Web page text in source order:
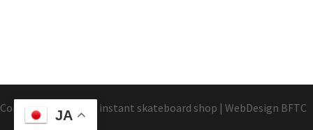
Copyright1995-2025 instant skateboard shop | WebDesign BFTC
JA